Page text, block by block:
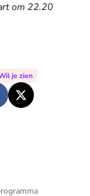
om 22.20
je zien